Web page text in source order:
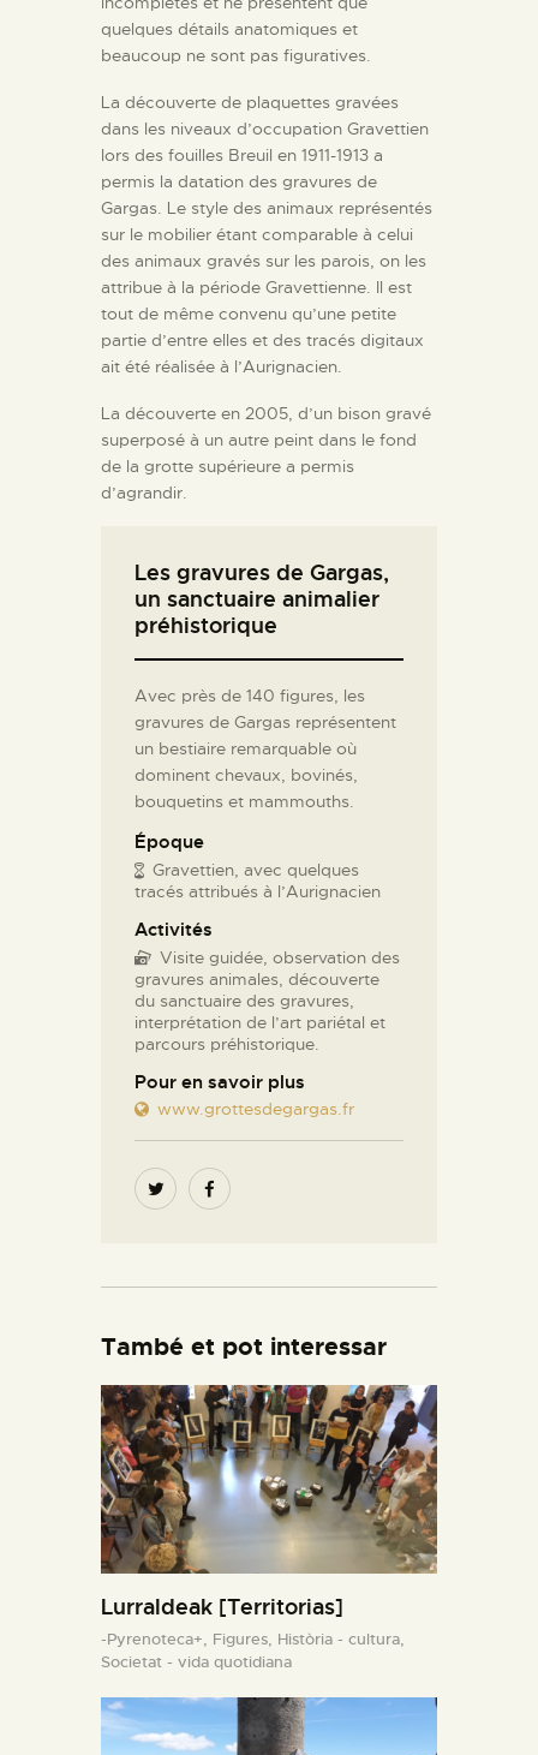
quelques détails anatomiques et
beaucoup ne sont pas figuratives.
La découverte de plaquettes gravées
dans les niveaux d’occupation Gravettien
lors des fouilles Breuil en 1911-1913 a
permis la datation des gravures de
Gargas. Le style des animaux représentés
sur le mobilier étant comparable à celui
des animaux gravés sur les parois, on les
attribue à la période Gravettienne. Il est
tout de même convenu qu’une petite
partie d’entre elles et des tracés digitaux
ait été réalisée à l’Aurignacien.
La découverte en 2005, d’un bison gravé
superposé à un autre peint dans le fond
de la grotte supérieure a permis
d’agrandir.
Les gravures de Gargas,
un sanctuaire animalier
préhistorique
Avec près de 140 figures, les
gravures de Gargas représentent
un bestiaire remarquable où
dominent chevaux, bovinés,
bouquetins et mammouths.
Époque
Gravettien, avec quelques
tracés attribués à l’Aurignacien
Activités
Visite guidée, observation des
gravures animales, découverte
du sanctuaire des gravures,
interprétation de l’art pariétal et
parcours préhistorique.
Pour en savoir plus
www.grottesdegargas.fr
També et pot interessar
Lurraldeak [Territorias]
-Pyrenoteca+, Figures, Història - cultura,
Societat - vida quotidiana